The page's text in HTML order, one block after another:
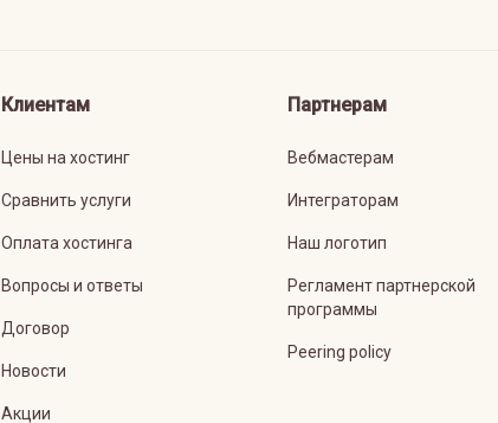
Клиентам
Цены на хостинг
Сравнить услуги
Оплата хостинга
Вопросы и ответы
Договор
Новости
Акции
Партнерам
Вебмастерам
Интеграторам
Наш логотип
Регламент партнерской
программы
Peering policy